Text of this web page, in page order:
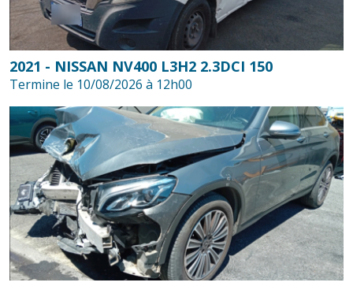
2021 - NISSAN NV400 L3H2 2.3DCI 150
Termine le 10/08/2026 à 12h00